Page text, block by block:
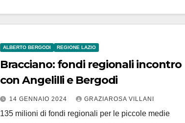
ALBERTO BERGODI REGIONE LAZIO
Bracciano: fondi regionali incontro
con Angelilli e Bergodi
14 GENNAIO 2024 GRAZIAROSA VILLANI
135 milioni di fondi regionali per le piccole medie